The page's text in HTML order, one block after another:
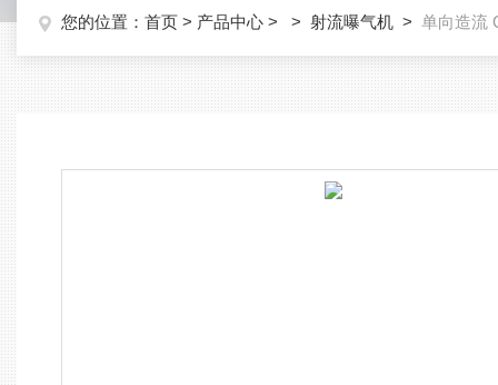
您的位置： 首页 > 产品中心 > > 射流曝气机 > 单向造流